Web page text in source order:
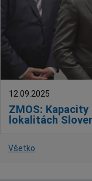
ZMOS:
lokalitách
12.09.2025
Všetko